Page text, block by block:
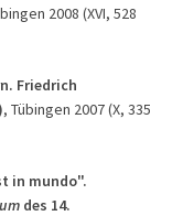
2008 (XVI, 528
Friedrich
, Tübingen 2007 (X, 335
in mundo".
des 14.